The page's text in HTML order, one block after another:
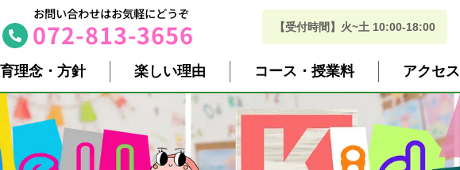
お問い合わせはお気軽にどうぞ
072-813-3656 【受付時間】火~土 10:00-18:00
理念・方針 楽しい理由 コース・授業料 アクセス